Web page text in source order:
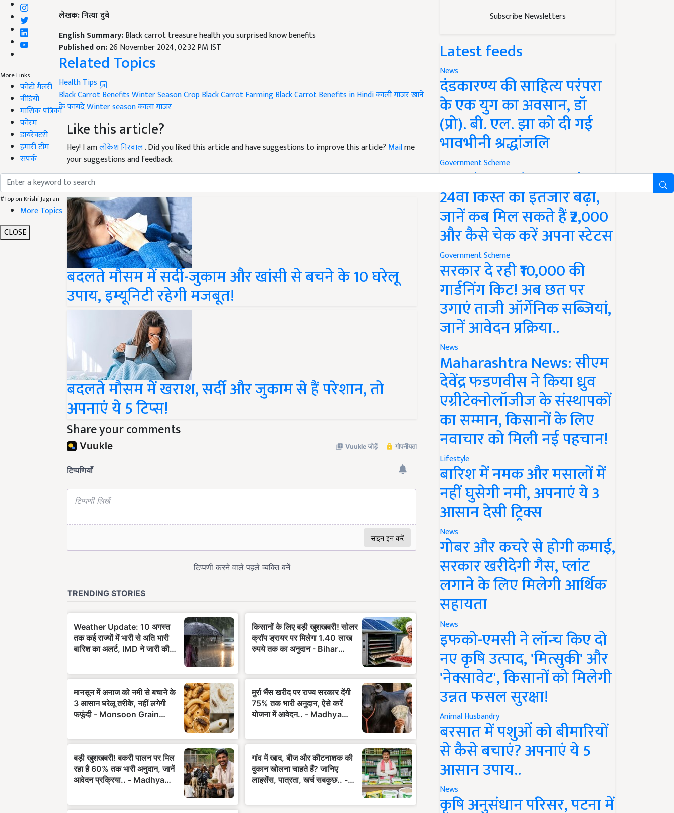
More Links
फोटो गैलरी
वीडियो
मासिक पत्रिका
फोरम
डायरेक्टरी
हमारी टीम
संपर्क
#Top on Krishi Jagran
More Topics
CLOSE
English Summary:
Published on:26 November 2024, 02:32 PM IST
Related Topics
Health Tips
Black Carrot Benefits
के फायदेWinter seasonकाला गाजर
Like this article?
Hey! I amलोकेश निरवाल. Did you liked this article and have suggestions to improve this article?
your suggestions and feedback.
Read next
बदलते मौसम में सर्दी-जुकाम और खांसी से बचने के 10 घरेलू
उपाय, इम्यूनिटी रहेगी मजबूत!
बदलते मौसम में खराश, सर्दी और जुकाम से हैं परेशान, तो
अपनाएं ये 5 टिप्स!
Share your comments
Subscribe Newsletters
Latest feeds
News
दंडकारण्य की साहित्य परंपरा
के एक युग का अवसान, डॉ
(प्रो). बी. एल. झा को दी गई
भावभीनी श्रद्धांजलि
Government Scheme
PM Kisan Yojana Update:
24वीं किस्त का इंतजार बढ़ा,
जानें कब मिल सकते हैं ₹2,000
और कैसे चेक करें अपना स्टेटस
Government Scheme
सरकार दे रही ₹10,000 की
गार्डनिंग किट! अब छत पर
उगाएं ताजी ऑर्गेनिक सब्जियां,
जानें आवेदन प्रक्रिया..
News
Maharashtra News: सीएम
देवेंद्र फडणवीस ने किया ध्रुव
एग्रीटेक्नोलॉजीज के संस्थापकों
का सम्मान, किसानों के लिए
नवाचार को मिली नई पहचान!
Lifestyle
बारिश में नमक और मसालों में
नहीं घुसेगी नमी, अपनाएं ये 3
आसान देसी ट्रिक्स
News
गोबर और कचरे से होगी कमाई,
सरकार खरीदेगी गैस, प्लांट
लगाने के लिए मिलेगी आर्थिक
सहायता
News
इफको-एमसी ने लॉन्च किए दो
नए कृषि उत्पाद, 'मित्सुकी' और
'नेक्सावेट', किसानों को मिलेगी
उन्नत फसल सुरक्षा!
Animal Husbandry
बरसात में पशुओं को बीमारियों
से कैसे बचाएं? अपनाएं ये 5
आसान उपाय..
News
कृषि अनुसंधान परिसर, पटना में